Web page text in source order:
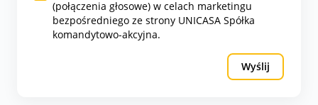
(połączenia głosowe) w celach marketingu
bezpośredniego ze strony UNICASA Spółka
komandytowo-akcyjna.
Wyślij